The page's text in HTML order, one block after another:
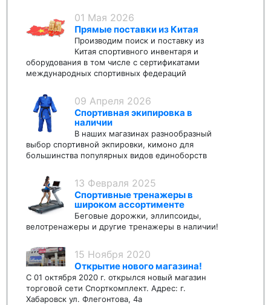
01 Мая 2026
Прямые поставки из Китая
Производим поиск и поставку из
Китая спортивного инвентаря и
оборудования в том числе с сертификатами
международных спортивных федераций
09 Апреля 2026
Спортивная экипировка в
наличии
В наших магазинах разнообразный
выбор спортивной экпировки, кимоно для
большинства популярных видов единоборств
13 Февраля 2025
Спортивные тренажеры в
широком ассортименте
Беговые дорожки, эллипсоиды,
велотренажеры и другие тренажеры в наличии!
15 Ноября 2020
Открытие нового магазина!
С 01 октября 2020 г. открылся новый магазин
торговой сети Спорткомплект. Адрес: г.
Хабаровск ул. Флегонтова, 4а